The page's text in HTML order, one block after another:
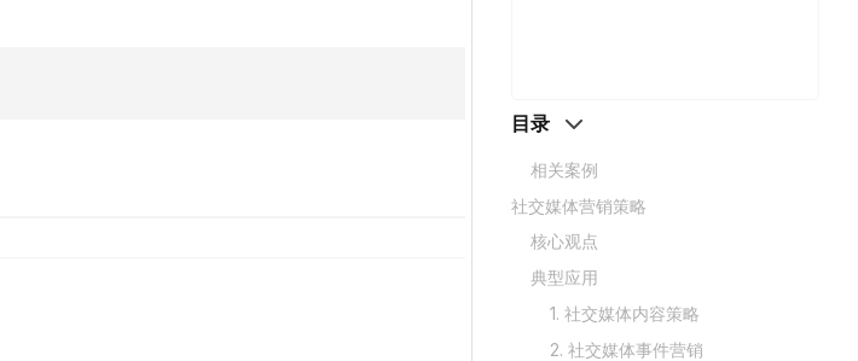
目录
相关案例
社交媒体营销策略
核心观点
典型应用
1. 社交媒体内容策略
2. 社交媒体事件营销